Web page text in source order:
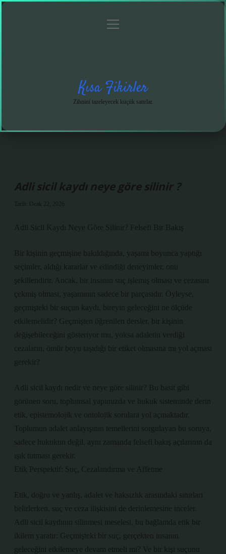
menüyü
Kısa Fikirler
Zihnini tazeleyecek küçük satırlar.
Adli sicil kaydı neye göre silinir ?
Tarih: Ocak 22, 2026
Adli Sicil Kaydı Neye Göre Silinir? Felsefi Bir Bakış
Bir kişinin geçmişine bakıldığında, yaşamı boyunca yaptığı
seçimler, aldığı kararlar ve edindiği deneyimler, onu
şekillendirir. Ancak, bir insanın suç işlemiş olması ve cezasını
çekmiş olması, yaşamının sadece bir parçasıdır. Öyleyse,
geçmişteki bir suçun kaydı, bireyin geleceğini ne ölçüde
etkilemelidir? Geçmişten öğrenilen dersler, bir kişinin
değişebileceğini gösteriyor mu, yoksa adaletin verdiği
cezaların, ömür boyu taşıdığı bir etiket olmasına mı yol açması
gerekir?
Adli sicil kaydı nedir ve neye göre silinir? Bu basit gibi
görünen soru, toplumsal yapımızda ve hukuk sisteminde derin
etik, epistemolojik ve ontolojik sorulara yol açmaktadır.
Toplumun adalet anlayışının temellerini sorgulayan bu soruya,
sadece hukukun değil, aynı zamanda felsefi bakış açılarının da
ışık tutması gerekir.
Etik Perspektif: Suç, Cezalandırma ve Affetme
Etik, doğru ve yanlış, adalet ve haksızlık arasındaki sınırları
belirlerken, suç ve ceza ilişkisini de derinlemesine inceler.
Adli sicil kaydının silinmesi meselesi, bu bağlamda etik bir
ikilem yaratır: Geçmişteki bir suç, gerçekten insanın
geleceğini etkilemeye devam etmeli mi? Ve bir kişi suçunu